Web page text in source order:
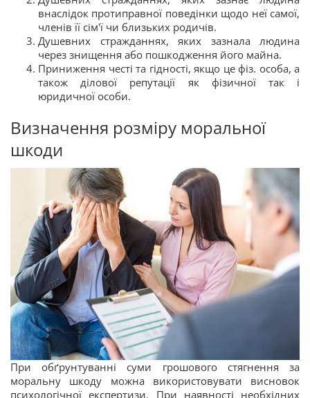
внаслідок протиправної поведінки щодо неї самої,
членів її сім'ї чи близьких родичів.
Душевних стражданнях, яких зазнала людина
через знищення або пошкодження його майна.
Приниження честі та гідності, якщо це фіз. особа, а
також ділової репутації як фізичної так і
юридичної особи.
Визначення розміру моральної
шкоди
При обґрунтуванні суми грошового стягнення за
моральну шкоду можна використовувати висновок
психологічної експертизи. При наявності необхідних